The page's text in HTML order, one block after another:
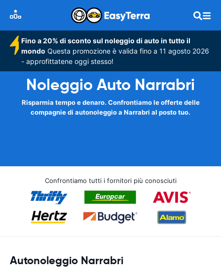
Fino a 20% di sconto sul noleggio di auto in tutto il
mondo Questa promozione è valida fino a 11 agosto 2026
- approfittatene oggi stesso!
Noleggio Auto Narrabri
Risparmia tempo e denaro. Confrontiamo le offerte delle
compagnie di autonoleggio a Narrabri al posto tuo.
Confrontiamo tutti i fornitori più conosciuti
Autonoleggio Narrabri